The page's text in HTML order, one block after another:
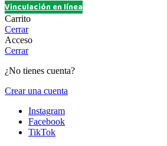
Vinculación en línea
Carrito
Cerrar
Acceso
Cerrar
¿No tienes cuenta?
Crear una cuenta
Instagram
Facebook
TikTok